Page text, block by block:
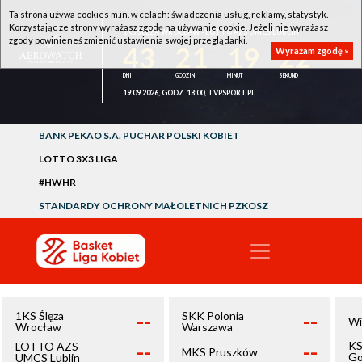
1KS ŚLĘZA WROCŁAW - LOTTO AZS UMCS LUBLIN
22
19.09.2026, GODZ. 18:00, TVPSPORT.PL
BANK PEKAO S.A. PUCHAR POLSKI KOBIET
LOTTO 3X3 LIGA
#HWHR
STANDARDY OCHRONY MAŁOLETNICH PZKOSZ
1KS Ślęza
Wrocław
--
LOTTO AZS
UMCS Lublin
--
SKK Polonia
Warszawa
--
MKS Pruszków --
Ta strona używa cookies m.in. w celach: świadczenia usług, reklamy, statystyk.
Korzystając ze strony wyrażasz zgodę na używanie cookie. Jeżeli nie wyrażasz
zgody powinieneś zmienić ustawienia swojej przeglądarki.
Wyrażam zgodę »